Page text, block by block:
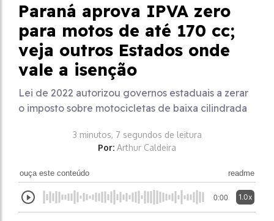
Paraná aprova IPVA zero
para motos de até 170 cc;
veja outros Estados onde
vale a isenção
Lei de 2022 autorizou governos estaduais a zerar
o imposto sobre motocicletas de baixa cilindrada
3 minutos, 7 segundos de leitura
Por: Arthur Caldeira
ouça este conteúdo readme
0:00 1.0x